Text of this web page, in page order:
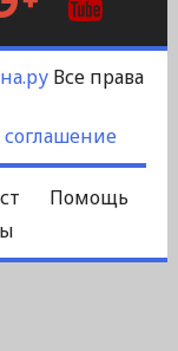
Plus
Все права
соглашение
Помощь